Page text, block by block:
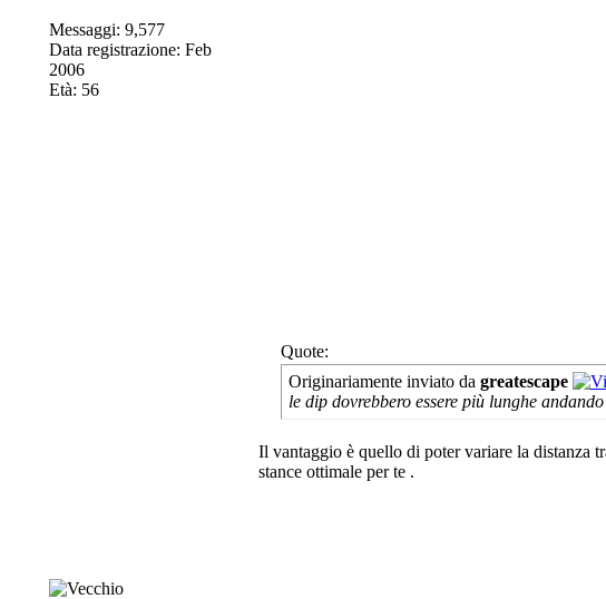
Messaggi: 9,577
Data registrazione: Feb
2006
Età: 56
Quote:
Originariamente inviato da greatescape
le dip dovrebbero essere più lunghe
Il vantaggio è quello di poter variare la distanza
stance ottimale per te .